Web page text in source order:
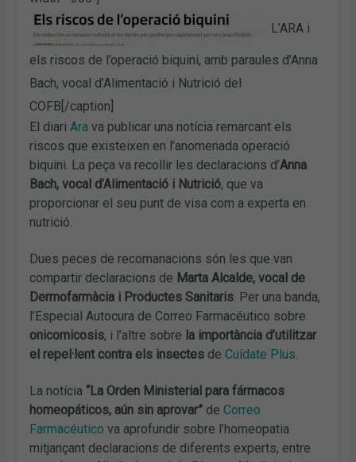
L’ARA i
els riscos de l’operació biquini, amb paraules d’Anna
Bach, vocal d’Alimentació i Nutrició del
COFB[/caption]
El diariAra va publicar una notícia remarcant els
riscos que existeixen en l’anomenada operació
biquini. La peça va recollir les declaracions d’Anna
Bach, vocal d’Alimentació i Nutrició, que va
proporcionar el seu punt de visa com a experta en
nutrició.
Dues peces de recomanacions són les que van
compartir declaracions de Marta Alcalde, vocal de
Dermofarmàcia i Productes Sanitaris. Per una banda,
l’Especial Autocura de Correo Farmacéutico sobre
onicomicosis, i l’altre sobre la importància d’utilitzar
el repel·lent contra els insectes deCuídate Plus.
La notícia “La Orden Ministerial para fármacos
homeopáticos, aún sin aprovar” deCorreo
Farmacéutico va aprofundir sobre l’homeopatia
mitjançant declaracions de diferents experts, entre